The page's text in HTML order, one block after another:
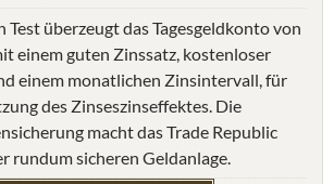
überzeugt das Tagesgeldkonto von
einem guten Zinssatz, kostenloser
einem monatlichen Zinsintervall, für
des Zinseszinseffektes. Die
macht das Trade Republic
rundum sicheren Geldanlage.